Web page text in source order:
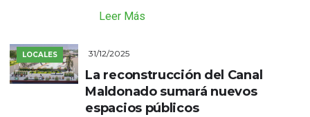
Leer Más
LOCALES 31/12/2025
La reconstrucción del Canal
Maldonado sumará nuevos
espacios públicos